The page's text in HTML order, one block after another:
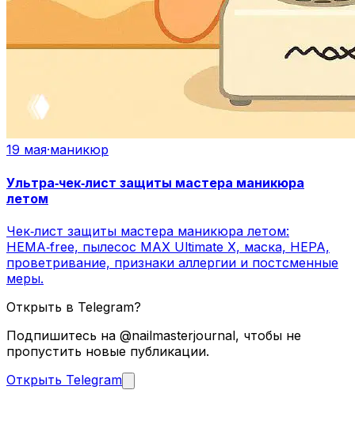
19 мая·маникюр
Ультра‑чек‑лист защиты мастера маникюра
летом
Чек‑лист защиты мастера маникюра летом:
HEMA‑free, пылесос MAX Ultimate X, маска, HEPA,
проветривание, признаки аллергии и постсменные
меры.
Открыть в Telegram?
Подпишитесь на @nailmasterjournal, чтобы не
пропустить новые публикации.
Открыть Telegram